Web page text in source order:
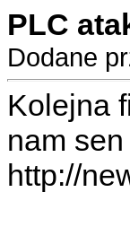
PLC
Dodane
Kolejna
nam
http://